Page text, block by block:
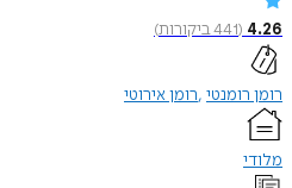
4.26
(
441ביקורות)
רומן רומנטי רומן אירוטי
מלודי